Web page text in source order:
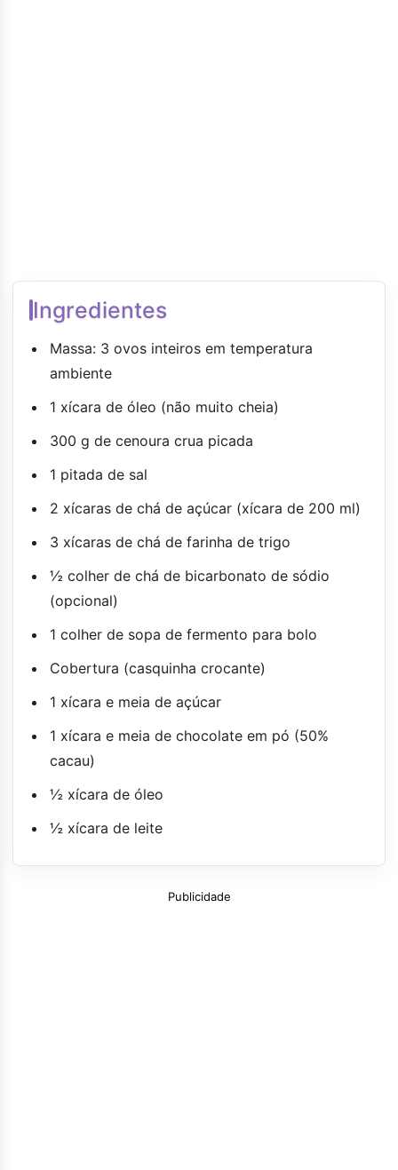
Ingredientes
Massa: 3 ovos inteiros em temperatura
ambiente
1 xícara de óleo (não muito cheia)
300 g de cenoura crua picada
1 pitada de sal
2 xícaras de chá de açúcar (xícara de 200 ml)
3 xícaras de chá de farinha de trigo
½ colher de chá de bicarbonato de sódio
(opcional)
1 colher de sopa de fermento para bolo
Cobertura (casquinha crocante)
1 xícara e meia de açúcar
1 xícara e meia de chocolate em pó (50%
cacau)
½ xícara de óleo
½ xícara de leite
Publicidade